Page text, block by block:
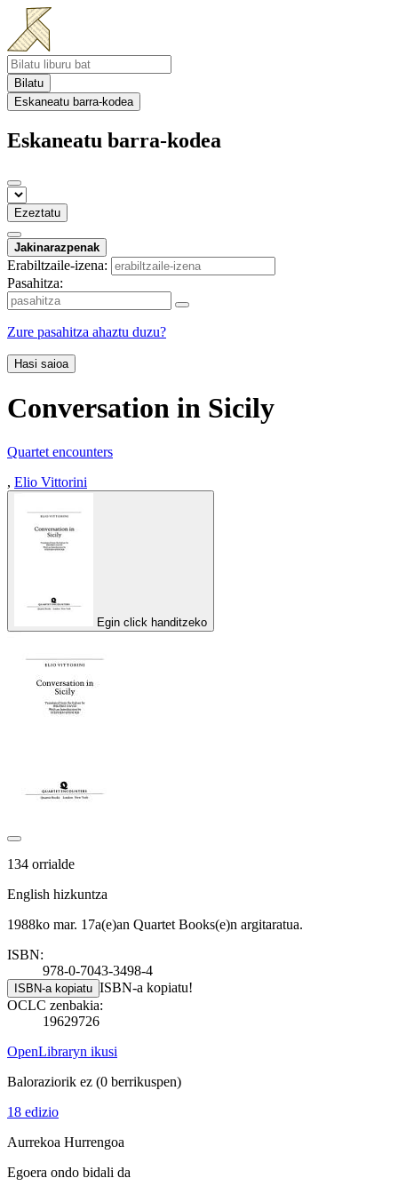
Bilatu
Eskaneatu barra-kodea
Eskaneatu barra-kodea
Ezeztatu
Jakinarazpenak
Erabiltzaile-izena:
Pasahitza:
Zure pasahitza ahaztu duzu?
Hasi saioa
Conversation in Sicily
Quartet encounters
, Elio Vittorini
Egin click handitzeko
134 orrialde
English hizkuntza
1988ko mar. 17a(e)an Quartet Books(e)n argitaratua.
ISBN:
978-0-7043-3498-4
ISBN-a kopiatu ISBN-a kopiatu!
OCLC zenbakia:
19629726
OpenLibraryn ikusi
Baloraziorik ez (0 berrikuspen)
18 edizio
Aurrekoa Hurrengoa
Egoera ondo bidali da